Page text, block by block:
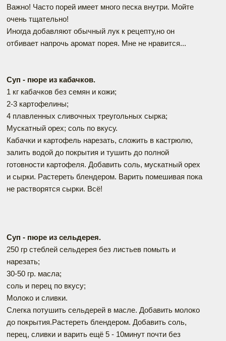
Важно! Часто порей имеет много песка внутри. Мойте
очень тщательно!
Иногда добавляют обычный лук к рецепту,но он
отбивает напрочь аромат порея. Мне не нравится...
Суп - пюре из кабачков.
1 кг кабачков без семян и кожи;
2-3 картофелины;
4 плавленных сливочных треугольных сырка;
Мускатный орех; соль по вкусу.
Кабачки и картофель нарезать, сложить в кастрюлю,
залить водой до покрытия и тушить до полной
готовности картофеля. Добавить соль, мускатный орех
и сырки. Растереть блендером. Варить помешивая пока
не растворятся сырки. Всё!
Суп - пюре из сельдерея.
250 гр стеблей сельдерея без листьев помыть и
нарезать;
30-50 гр. масла;
соль и перец по вкусу;
Молоко и сливки.
Слегка потушить сельдерей в масле. Добавить молоко
до покрытия.Растереть блендером. Добавить соль,
перец, сливки и варить ещё 5 - 10минут почти без